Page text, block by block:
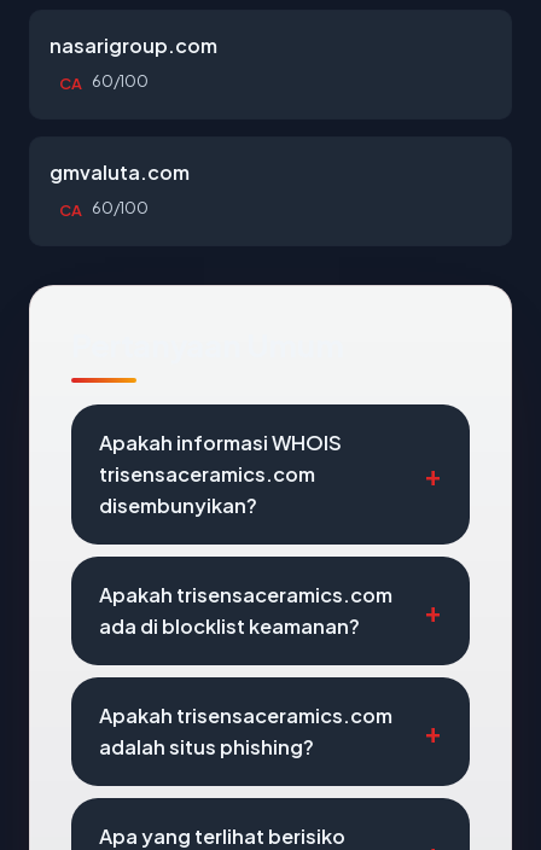
nasarigroup.com
CA 60/100
gmvaluta.com
CA 60/100
Apakah informasi WHOIS
trisensaceramics.com
disembunyikan?
Apakah trisensaceramics.com
ada di blocklist keamanan?
Apakah trisensaceramics.com
adalah situs phishing?
Apa yang terlihat berisiko